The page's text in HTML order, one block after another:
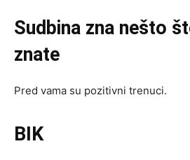
Sudbina zna nešto
znate
Pred vama su pozitivni trenuci.
BIK